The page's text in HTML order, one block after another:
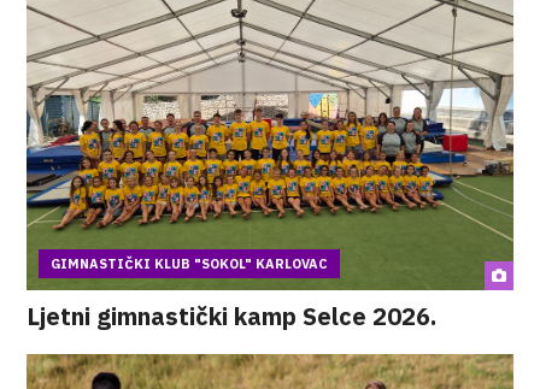
GIMNASTIČKI KLUB "SOKOL" KARLOVAC
Ljetni gimnastički kamp Selce 2026.